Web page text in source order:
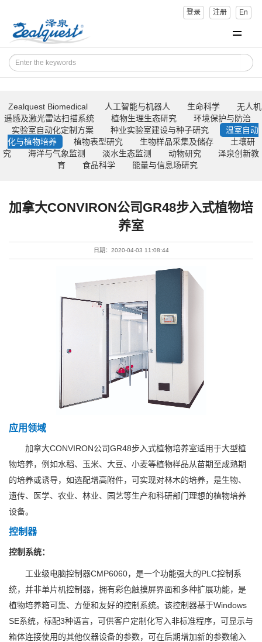
登录 注册 En
Zealquest Biomedical 人工智能与机器人 生命科学
无人机
遥感及激光雷达扫描系统
植物生理生态研究
环境保护与防治
实验室自动化定制方案
种业实验室建设与种子研究
温室自动
化与植物培养
植物表型研究 生物样品采集及储存
土壤研
究
海洋与气象监测 淡水生态监测 动物研究
泽泉创新教
育
食品科学 能量与信息场研究
加拿大CONVIRON公司GR48步入式植物培
养室
日期：2020-04-03 11:08:44
应用领域
加拿大CONVIRON公司 GR48步入式植物培养室适用于大型植
物培养，例如水稻、玉米、大豆、小麦等植物样品从苗期至成熟期
的培养或诱导，如选配增高附件，可实现对林木的培养，是生物、
遗传、医学、农业、林业、园艺等生产和科研部门理想的植物培养
设备。
控制器
控制系统：
工业级电脑控制器CMP6060，是一个功能强大的PLC控制系
统，并非单片机控制器，拥有彩色触摸屏界面和多种扩展功能，是
植物培养箱可靠、方便和友好的控制系统。该控制器基于Windows
SE系统，标配3种语言，可供客户定制化写入非标准程序，可显示与
箱体连接使用的其他仪器设备的参数，可在后期增加新的参数输入